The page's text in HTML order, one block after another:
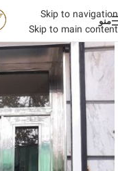
Skip to navigation
Skip to main content
منو